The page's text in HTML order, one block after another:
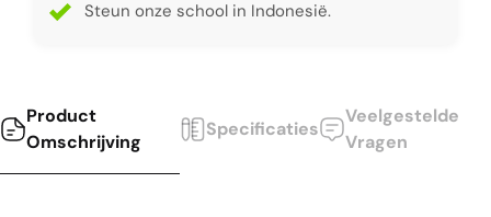
Steun onze school in Indonesië.
Product
Omschrijving
Specificaties
Veelgestelde
Vragen